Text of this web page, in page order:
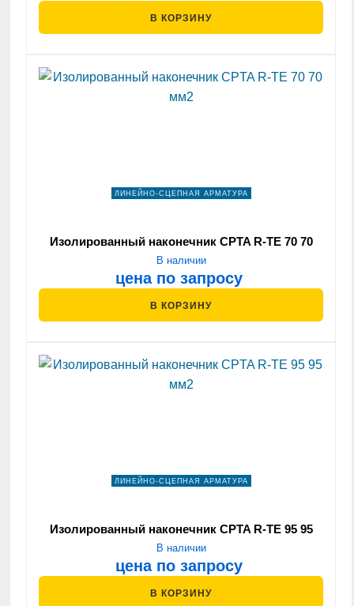
В КОРЗИНУ
ЛИНЕЙНО-СЦЕПНАЯ АРМАТУРА
Изолированный наконечник CPTA R-ТЕ 70 70
мм2
В наличии
цена по запросу
В КОРЗИНУ
ЛИНЕЙНО-СЦЕПНАЯ АРМАТУРА
Изолированный наконечник CPTA R-ТЕ 95 95
мм2
В наличии
цена по запросу
В КОРЗИНУ